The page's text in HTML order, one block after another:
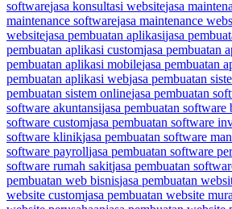
softwarejasa konsultasi websitejasa
maintenance softwarejasa maintenance
websitejasa pembuatan aplikasijasa
pembuatan aplikasi customjasa pembuatan
pembuatan aplikasi mobilejasa pembuatan
pembuatan aplikasi webjasa pembuatan
pembuatan sistem onlinejasa pembuatan
software akuntansijasa pembuatan software
software customjasa pembuatan software
software klinikjasa pembuatan software
software payrolljasa pembuatan software
software rumah sakitjasa pembuatan
pembuatan web bisnisjasa pembuatan
website customjasa pembuatan website